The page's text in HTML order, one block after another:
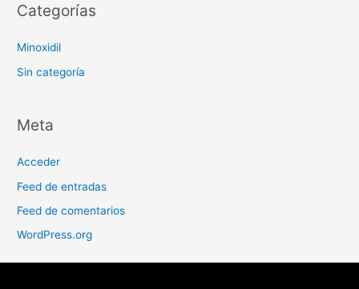
Categorías
Minoxidil
Sin categoría
Meta
Acceder
Feed de entradas
Feed de comentarios
WordPress.org